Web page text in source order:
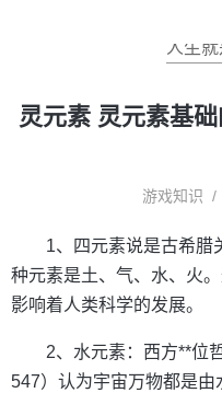
人生
灵元素 灵元素基
游戏知识
1、四元素说是古希腊
种元素是土、气、水、火
影响着人类科学的发展。
2、水元素：西方**位
547）认为宇宙万物都是由